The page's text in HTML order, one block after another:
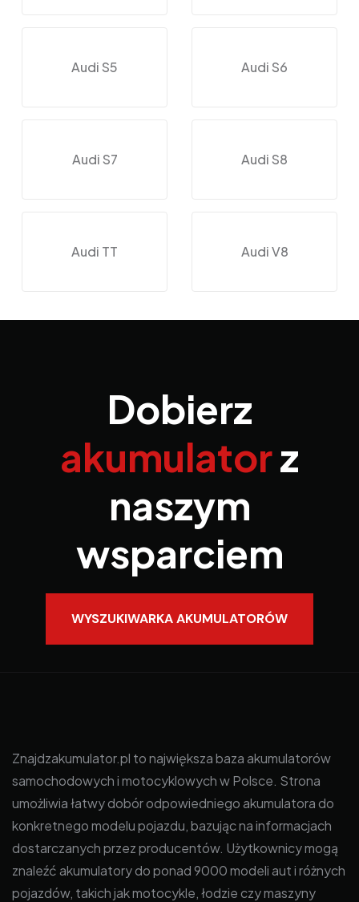
Audi S5 Audi S6
Audi S7 Audi S8
Audi TT Audi V8
Dobierz
akumulatorz
naszym
wsparciem
WYSZUKIWARKA AKUMULATORÓW
Znajdzakumulator.pl to największa baza akumulatorów
samochodowych i motocyklowych w Polsce. Strona
umożliwia łatwy dobór odpowiedniego akumulatora do
konkretnego modelu pojazdu, bazując na informacjach
dostarczanych przez producentów. Użytkownicy mogą
znaleźć akumulatory do ponad 9000 modeli aut i różnych
pojazdów, takich jak motocykle, łodzie czy maszyny